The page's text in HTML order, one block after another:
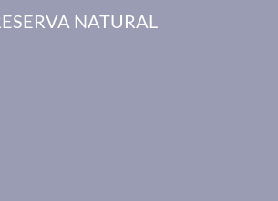
NATURAL